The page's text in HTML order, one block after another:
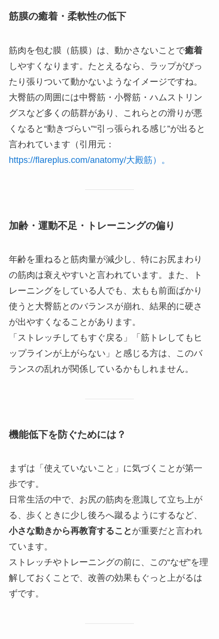
筋膜の癒着・柔軟性の低下
筋肉を包む膜（筋膜）は、動かさないことで癒着
しやすくなります。たとえるなら、ラップがぴっ
たり張りついて動かないようなイメージですね。
大臀筋の周囲には中臀筋・小臀筋・ハムストリン
グスなど多くの筋群があり、これらとの滑りが悪
くなると“動きづらい”“引っ張られる感じ”が出ると
言われています（引用元：
https://flareplus.com/anatomy/大殿筋）。
加齢・運動不足・トレーニングの偏り
年齢を重ねると筋肉量が減少し、特にお尻まわり
の筋肉は衰えやすいと言われています。また、ト
レーニングをしている人でも、太もも前面ばかり
使うと大臀筋とのバランスが崩れ、結果的に硬さ
が出やすくなることがあります。
「ストレッチしてもすぐ戻る」「筋トレしてもヒ
ップラインが上がらない」と感じる方は、このバ
ランスの乱れが関係しているかもしれません。
機能低下を防ぐためには？
まずは「使えていないこと」に気づくことが第一
歩です。
日常生活の中で、お尻の筋肉を意識して立ち上が
る、歩くときに少し後ろへ蹴るようにするなど、
小さな動きから再教育すること が重要だと言われ
ています。
ストレッチやトレーニングの前に、この“なぜ”を理
解しておくことで、改善の効果もぐっと上がるは
ずです。